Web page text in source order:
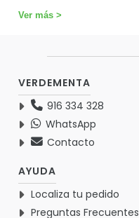
Ver más >
VERDEMENTA
916 334 328
WhatsApp
Contacto
AYUDA
Localiza tu pedido
Preguntas Frecuentes